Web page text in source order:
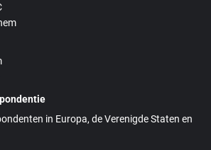
in Europa, de Verenigde Staten en